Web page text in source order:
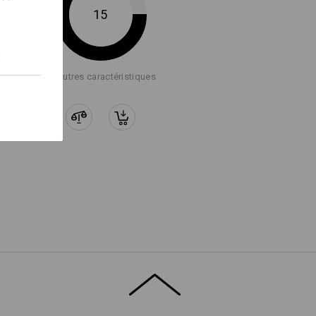
Coton Élasthanne
Ne pas javelliser
Repasser à froid
Service de logos
la peau, une couche de maille
aération optimale et évite une
en portant le pantalon avec
Tool discrète est plus robuste
15
+4 autres caractéristiques